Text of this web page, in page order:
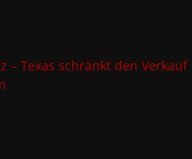
– Texas schränkt den Verkauf